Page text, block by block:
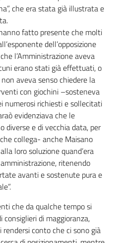
che era stata già illustrata e
fatto presente che molti
dell’opposizione
l’Amministrazione aveva
erano stati già effettuati, o
aveva senso chiedere la
con giochini –sosteneva
numerosi richiesti e sollecitati
evidenziava che le
diverse e di vecchia data, per
collega- anche Maisano
loro soluzione quand’era
ritenendo
avanti e sostenute pura e
che da qualche tempo si
di maggioranza,
conto che ci sono già